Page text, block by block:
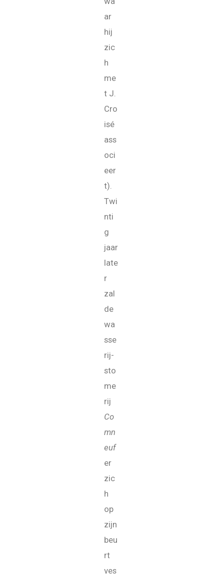
ar
hij
zic
h
me
t J.
Cro
isé
ass
oci
eer
t).
Twi
nti
g
jaar
late
r
zal
de
wa
sse
rij-
sto
me
rij
Co
mn
euf
er
zic
h
op
zijn
beu
rt
ves